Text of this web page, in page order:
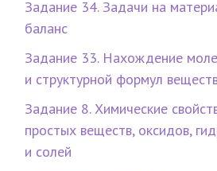
Задание 34. Задачи на
баланс
Задание 33. Нахождение
и структурной формул
Задание 8. Химические
простых веществ, оксидов,
и солей